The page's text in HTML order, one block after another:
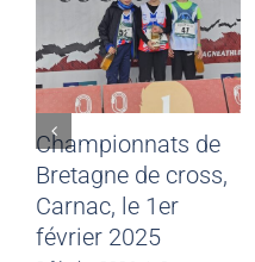
Championnats de
Bretagne de cross,
Carnac, le 1er
février 2025